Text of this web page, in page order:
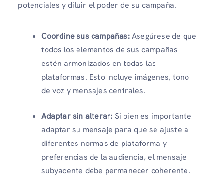
potenciales y diluir el poder de su campaña.
Coordine sus campañas:Asegúrese de que
todos los elementos de sus campañas
estén armonizados en todas las
plataformas. Esto incluye imágenes, tono
de voz y mensajes centrales.
Adaptar sin alterar: Si bien es importante
adaptar su mensaje para que se ajuste a
diferentes normas de plataforma y
preferencias de la audiencia, el mensaje
subyacente debe permanecer coherente.